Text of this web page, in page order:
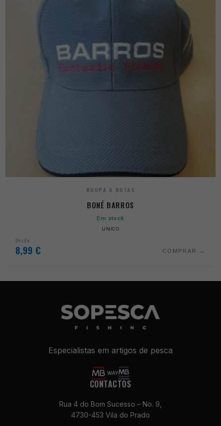
ROUPA & BOTAS
BONÉ BARROS
Em stock
ÚNICO
Desde
8,99 € COMPRAR
Especialistas em artigos de pesca
CONTACTOS
Rua 4 do Bom Sucesso – No. 9,
4730-453 Vila do Prado